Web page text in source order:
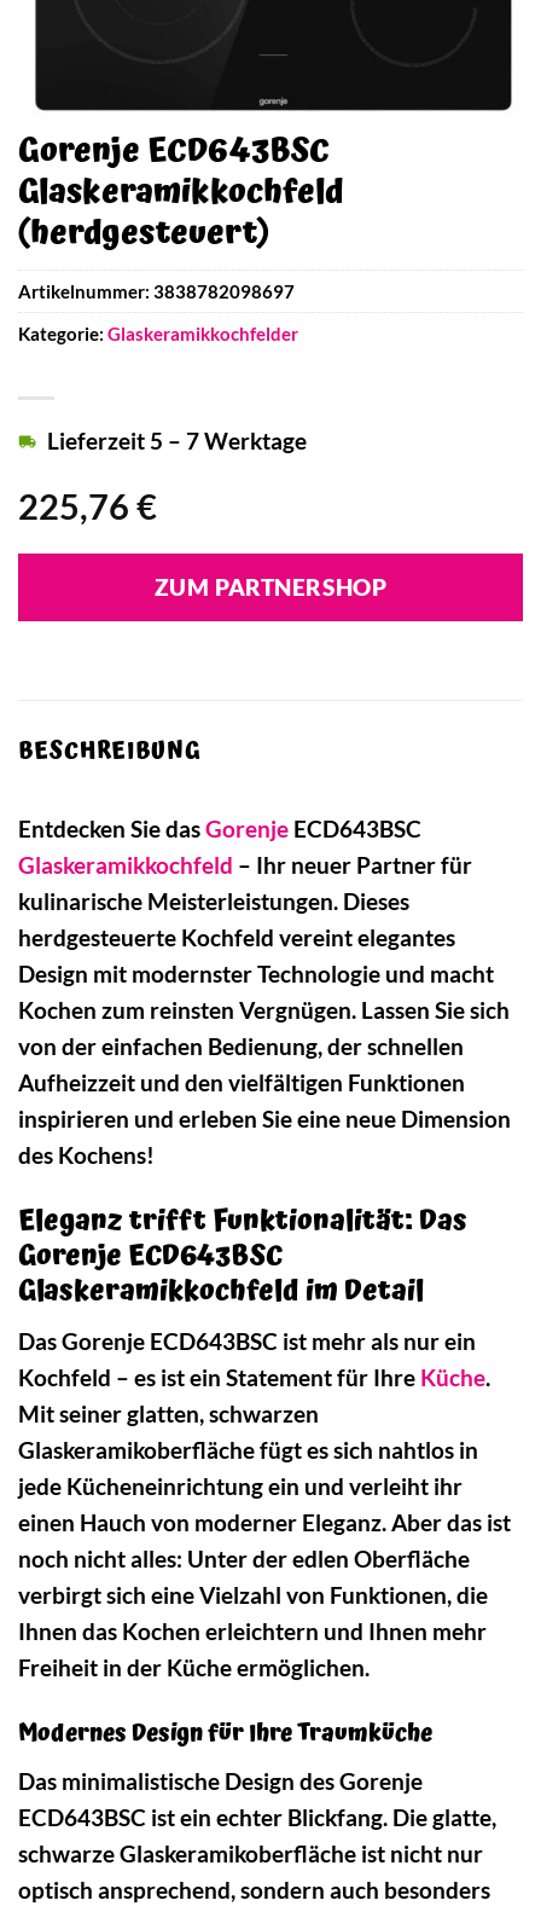
Gorenje ECD643BSC
Glaskeramikkochfeld
(herdgesteuert)
225,76 €
Lieferzeit 5 – 7 Werktage
ZUM PARTNERSHOP
Artikelnummer: 3838782098697
Kategorie: Glaskeramikkochfelder
BESCHREIBUNG
Entdecken Sie dasGorenje ECD643BSC
Glaskeramikkochfeld – Ihr neuer Partner für
kulinarische Meisterleistungen. Dieses
herdgesteuerte Kochfeld vereint elegantes
Design mit modernster Technologie und macht
Kochen zum reinsten Vergnügen. Lassen Sie sich
von der einfachen Bedienung, der schnellen
Aufheizzeit und den vielfältigen Funktionen
inspirieren und erleben Sie eine neue Dimension
des Kochens!
Eleganz trifft Funktionalität: Das
Gorenje ECD643BSC
Glaskeramikkochfeld im Detail
Das Gorenje ECD643BSC ist mehr als nur ein
Kochfeld – es ist ein Statement für Ihre Küche.
Mit seiner glatten, schwarzen
Glaskeramikoberfläche fügt es sich nahtlos in
jede Kücheneinrichtung ein und verleiht ihr
einen Hauch von moderner Eleganz. Aber das ist
noch nicht alles: Unter der edlen Oberfläche
verbirgt sich eine Vielzahl von Funktionen, die
Ihnen das Kochen erleichtern und Ihnen mehr
Freiheit in der Küche ermöglichen.
Modernes Design für Ihre Traumküche
Das minimalistische Design des Gorenje
ECD643BSC ist ein echter Blickfang. Die glatte,
schwarze Glaskeramikoberfläche ist nicht nur
optisch ansprechend, sondern auch besonders